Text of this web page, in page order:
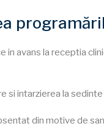
in avans la receptia
si intarzierea la
din motive de